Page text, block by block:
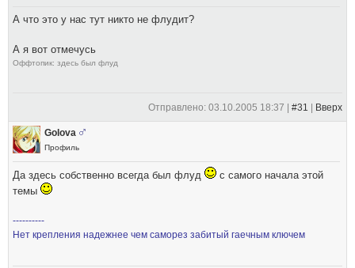
А что это у нас тут никто не флудит?
А я вот отмечусь
Оффтопик: здесь был флуд
Отправлено: 03.10.2005 18:37 | #31 Вверх
Golova
Профиль
Да здесь собственно всегда был флуд
с самого начала этой
темы
----------
Нет крепления надежнее чем саморез забитый гаечным ключем